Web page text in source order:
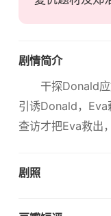
剧情简介
干探Donald
引诱Donald，
查访才把Eva救出
剧照